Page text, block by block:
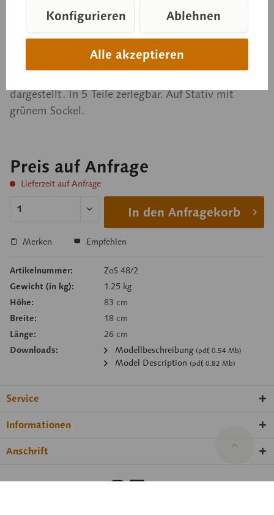
Großer Kohlweißling, Pieris brassicae, im Maßstab
50:1 nach der Natur modelliert, aus SOMSO-Plast®.
Nach Dr. E. Schicha. Der Rüssel ist einmal im
dargestellt. In 5 Teile zerlegbar. Auf Stativ mit
grünem Sockel.
Preis auf Anfrage
Lieferzeit auf Anfrage
In den Anfragekorb
Merken Empfehlen
Artikelnummer:
ZoS 48/2
Gewicht (in kg):
1.25 kg
Höhe:
83 cm
Breite:
18 cm
Länge:
26 cm
Downloads:
Modellbeschreibung (pdf, 0.54 Mb)
Model Description (pdf, 0.82 Mb)
Service
Informationen
Anschrift
Alle akzeptieren
Konfigurieren Ablehnen